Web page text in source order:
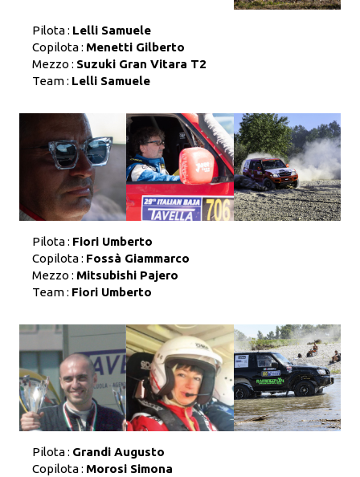
Pilota : Lelli Samuele
Copilota : Menetti Gilberto
Mezzo : Suzuki Gran Vitara T2
Team : Lelli Samuele
Pilota : Fiori Umberto
Copilota : Fossà Giammarco
Mezzo : Mitsubishi Pajero
Team : Fiori Umberto
Pilota : Grandi Augusto
Copilota : Morosi Simona